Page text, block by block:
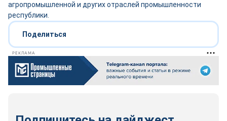
агропромышленной и других отраслей промышленности
республики.
Поделиться
РЕКЛАМА